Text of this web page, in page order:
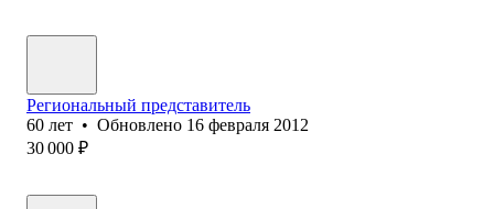
Региональный представитель
60 лет • Обновлено 16 февраля 2012
30 000 ₽